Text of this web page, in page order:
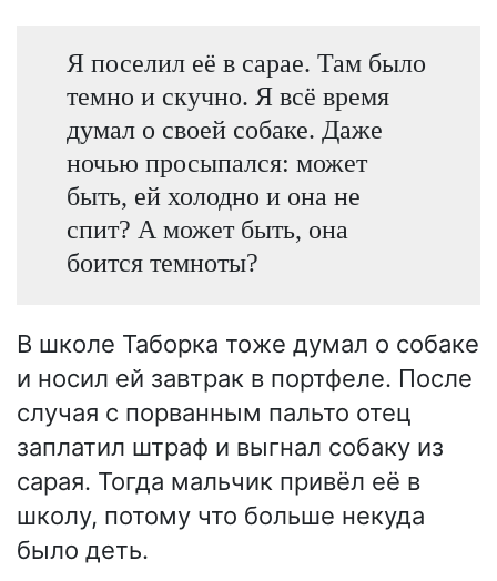
Я поселил её в сарае. Там было
темно и скучно. Я всё время
думал о своей собаке. Даже
ночью просыпался: может
быть, ей холодно и она не
спит? А может быть, она
боится темноты?
В школе Таборка тоже думал о собаке
и носил ей завтрак в портфеле. После
случая с порванным пальто отец
заплатил штраф и выгнал собаку из
сарая. Тогда мальчик привёл её в
школу, потому что больше некуда
было деть.